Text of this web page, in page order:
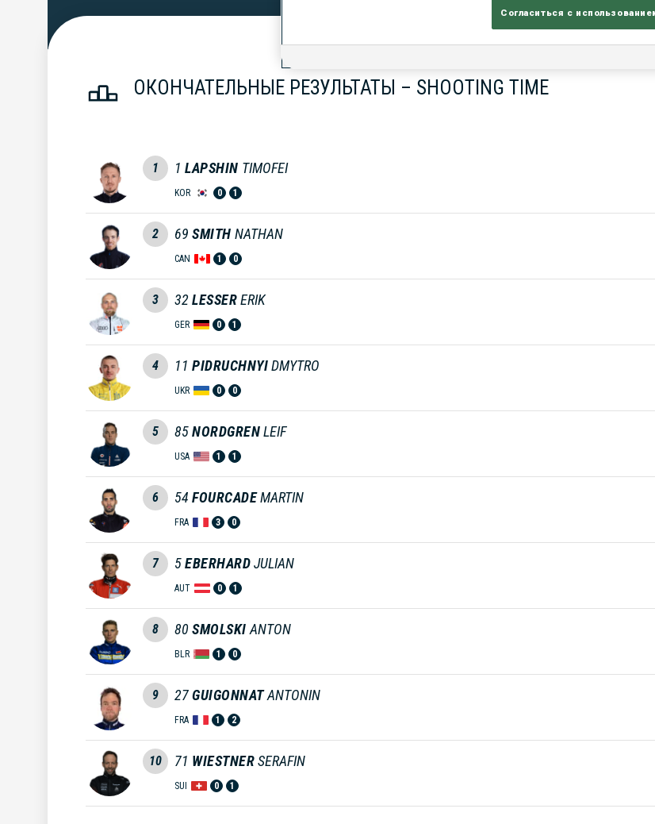
ОКОНЧАТЕЛЬНЫЕ РЕЗУЛЬТАТЫ – SHOOTING TIME
1 1 LAPSHIN TIMOFEI
KOR 0 1
2 69 SMITH NATHAN
CAN 1 0
3 32 LESSERERIK
GER 0 1
4 11 PIDRUCHNYIDMYTRO
UKR 0 0
5 85NORDGRENLEIF
USA 1 1
6 54 FOURCADEMARTIN
FRA 3 0
7 5EBERHARDJULIAN
AUT 0 1
8 80 SMOLSKI ANTON
BLR 1 0
9 27GUIGONNAT ANTONIN
FRA 1 2
10 71 WIESTNERSERAFIN
SUI 0 1
Согласиться с